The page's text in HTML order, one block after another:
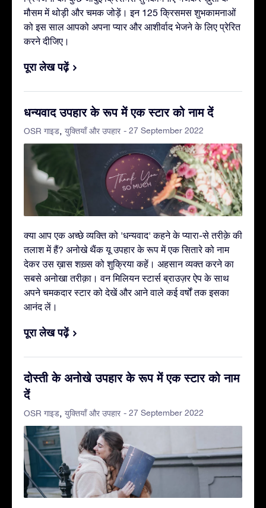
मौसम में थोड़ी और चमक जोड़ें। इन 125 क्रिसमस शुभकामनाओं
को इस साल आपको अपना प्यार और आशीर्वाद भेजने के लिए प्रेरित
करने दीजिए।
पूरा लेख पढ़ें
धन्यवाद उपहार के रूप में एक स्टार को नाम दें
OSR गाइड युक्तियाँ और उपहार - 27 September 2022
क्या आप एक अच्छे व्यक्ति को 'धन्यवाद' कहने के प्यारा-से तरीक़े की
तलाश में हैं? अनोखे थैंक यू उपहार के रूप में एक सितारे को नाम
देकर उस ख़ास शख़्स को शुक्रिया कहें। अहसान व्यक्त करने का
सबसे अनोखा तरीक़ा। वन मिलियन स्टार्स ब्राउज़र ऐप के साथ
अपने चमकदार स्टार को देखें और आने वाले कई वर्षों तक इसका
आनंद लें।
पूरा लेख पढ़ें
दोस्ती के अनोखे उपहार के रूप में एक स्टार को नाम
दें
OSR गाइड युक्तियाँ और उपहार - 27 September 2022